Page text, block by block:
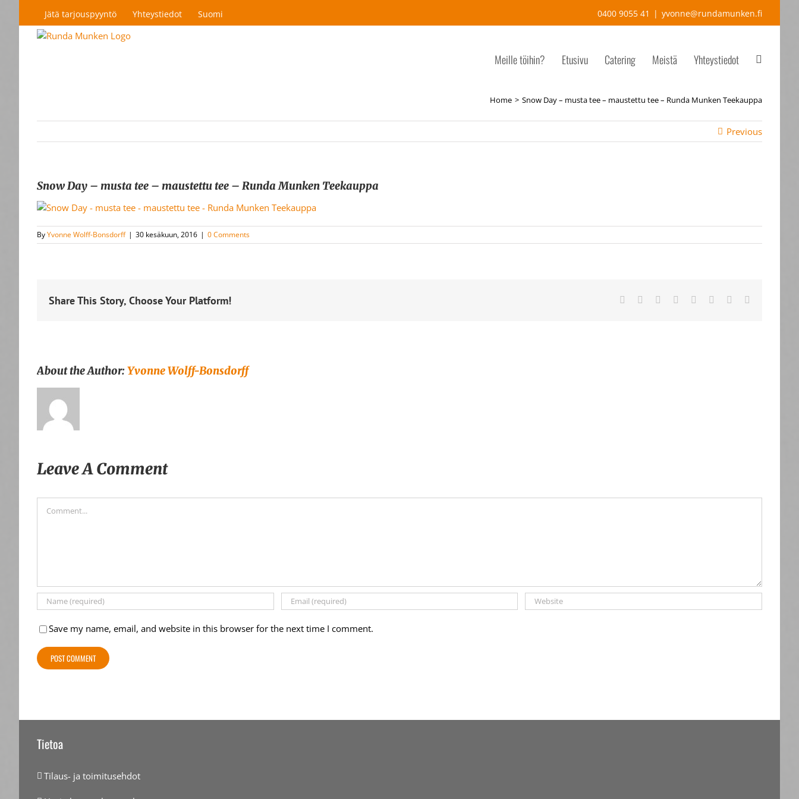
Jätä tarjouspyyntö Yhteystiedot Suomi 0400 9055 41 | yvonne@rundamunken.fi
Meille töihin? Etusivu Catering Meistä Yhteystiedot
Home Snow Day – musta tee – maustettu tee – Runda Munken Teekauppa
Previous
Snow Day – musta tee – maustettu tee – Runda Munken Teekauppa
ByYvonne Wolff-Bonsdorff | 30 kesäkuun, 2016 | 0 Comments
Share This Story, Choose Your Platform! Facebook Reddit LinkedIn
TumblrPinterest
About the Author:Yvonne Wolff-Bonsdorff
Leave A Comment
Save my name, email, and website in this browser for the next time I comment.
Tietoa
Tilaus- ja toimitusehdot